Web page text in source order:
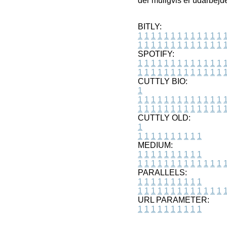
BITLY:
1 1 1 1 1 1 1 1 1 1 1 1 1 1
1 1 1 1 1 1 1 1 1 1 1 1 1 1
SPOTIFY:
1 1 1 1 1 1 1 1 1 1 1 1 1 1
1 1 1 1 1 1 1 1 1 1 1 1 1 1
CUTTLY BIO:
1
1 1 1 1 1 1 1 1 1 1 1 1 1 1
1 1 1 1 1 1 1 1 1 1 1 1 1 1
CUTTLY OLD:
1
1 1 1 1 1 1 1 1 1 1
MEDIUM:
1 1 1 1 1 1 1 1 1 1
1 1 1 1 1 1 1 1 1 1 1 1 1 1
PARALLELS:
1 1 1 1 1 1 1 1 1 1
1 1 1 1 1 1 1 1 1 1 1 1 1 1
URL PARAMETER:
1 1 1 1 1 1 1 1 1 1